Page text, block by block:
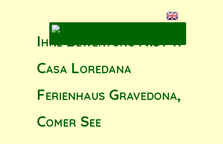
Ihre Bewertung N.374:
Casa Loredana
Ferienhaus Gravedona,
Comer See